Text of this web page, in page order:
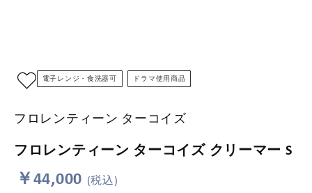
電子レンジ・食洗器可 ドラマ使用商品
フロレンティーン ターコイズ
フロレンティーン ターコイズ クリーマー S
￥44,000 (税込)